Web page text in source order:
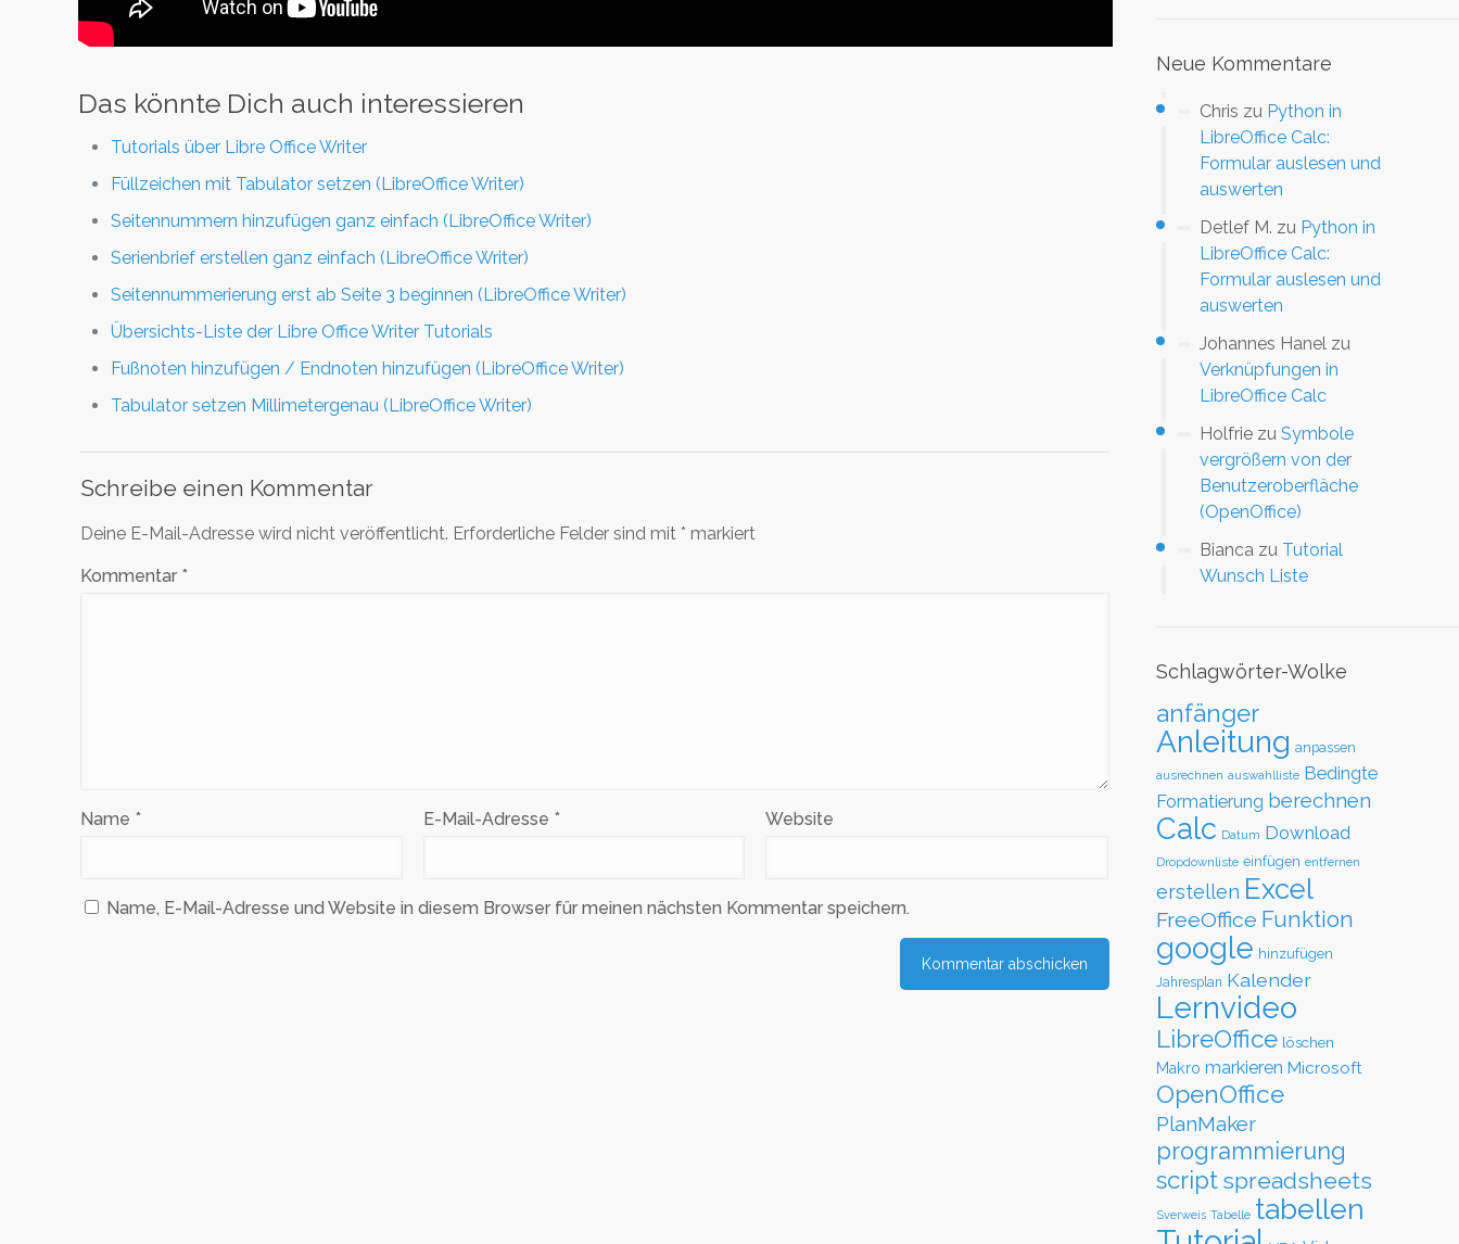
Das könnte Dich auch interessieren
Tutorials über Libre Office Writer
Füllzeichen mit Tabulator setzen (LibreOffice Writer)
Seitennummern hinzufügen ganz einfach (LibreOffice Writer)
Serienbrief erstellen ganz einfach (LibreOffice Writer)
Seitennummerierung erst ab Seite 3 beginnen (LibreOffice Writer)
Übersichts-Liste der Libre Office Writer Tutorials
Fußnoten hinzufügen / Endnoten hinzufügen (LibreOffice Writer)
Tabulator setzen Millimetergenau (LibreOffice Writer)
Schreibe einen Kommentar
Deine E-Mail-Adresse wird nicht veröffentlicht. Erforderliche Felder sind mit * markiert
Kommentar *
Name * E-Mail-Adresse * Website
Name, E-Mail-Adresse und Website in diesem Browser für meinen nächsten Kommentar speichern.
Neue Kommentare
Chris zu Python in
LibreOffice Calc:
Formular auslesen und
auswerten
Detlef M. zu Python in
LibreOffice Calc:
Formular auslesen und
auswerten
Johannes Hanel zu
Verknüpfungen in
LibreOffice Calc
Holfrie zu Symbole
vergrößern von der
Benutzeroberfläche
(OpenOffice)
Bianca zu Tutorial
Wunsch Liste
Schlagwörter-Wolke
anfänger
Anleitung anpassen
ausrechnen auswahlliste Bedingte
Formatierung berechnen
Calc Datum Download
Dropdownliste einfügen entfernen
erstellen Excel
FreeOffice Funktion
google hinzufügen
Jahresplan Kalender
Lernvideo
LibreOffice löschen
Makro markieren Microsoft
OpenOffice
PlanMaker
programmierung
script spreadsheets
Sverweis Tabelle tabellen